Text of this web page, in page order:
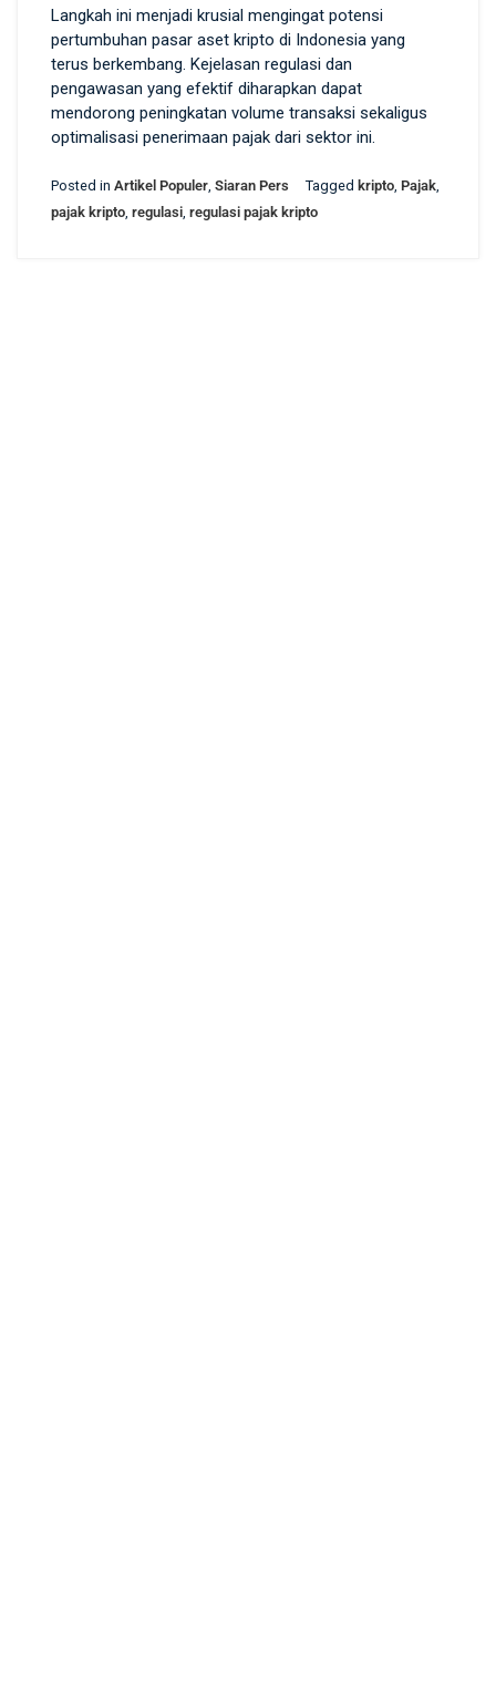
Langkah ini menjadi krusial mengingat potensi
pertumbuhan pasar aset kripto di Indonesia yang
terus berkembang. Kejelasan regulasi dan
pengawasan yang efektif diharapkan dapat
mendorong peningkatan volume transaksi sekaligus
optimalisasi penerimaan pajak dari sektor ini.
Posted in Artikel Populer Siaran Pers Tagged kripto Pajak
pajak kripto regulasi regulasi pajak kripto